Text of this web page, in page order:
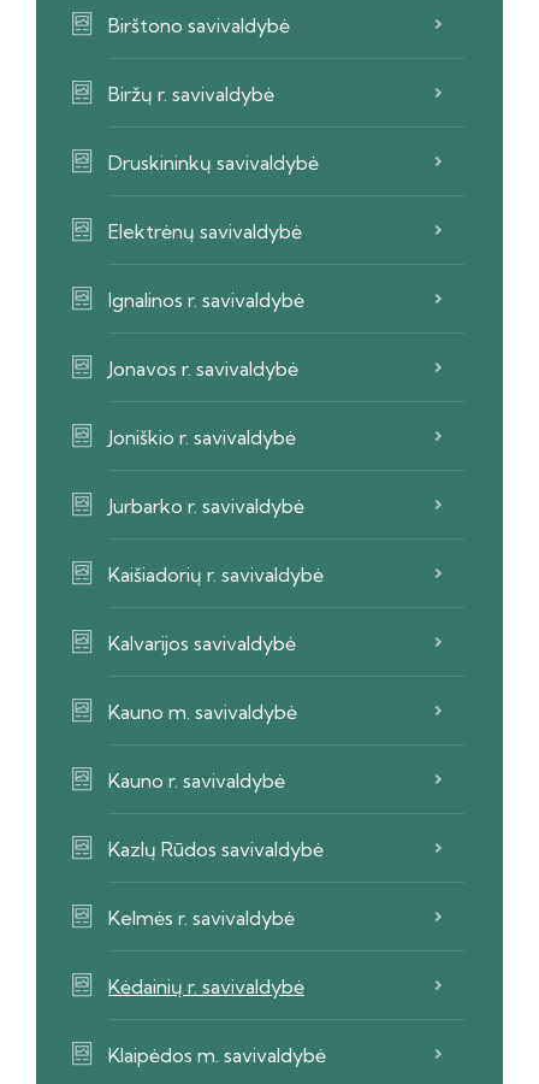
Birštono savivaldybė
Biržų r. savivaldybė
Druskininkų savivaldybė
Elektrėnų savivaldybė
Ignalinos r. savivaldybė
Jonavos r. savivaldybė
Joniškio r. savivaldybė
Jurbarko r. savivaldybė
Kaišiadorių r. savivaldybė
Kalvarijos savivaldybė
Kauno m. savivaldybė
Kauno r. savivaldybė
Kazlų Rūdos savivaldybė
Kelmės r. savivaldybė
Kėdainių r. savivaldybė
Klaipėdos m. savivaldybė